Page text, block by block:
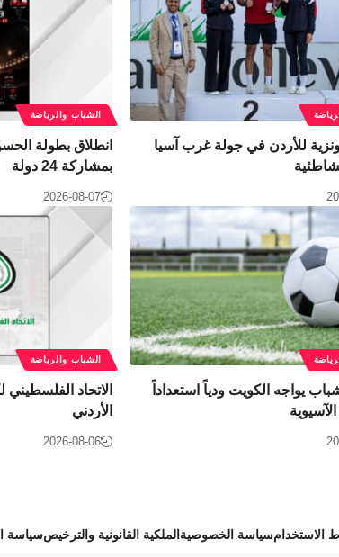
للأردن في جولة غرب آسيا
الشباب والرياضة
انطلاق بطولة
بمشاركة 24 دولة
2026-08-07
يواجه الكويت ودياً استعداداً
الشباب والرياضة
الاتحاد
الأردني
2026-08-06
الاستخدامسياسة الخصوصية الملكية القانونية والترخيصسياسة